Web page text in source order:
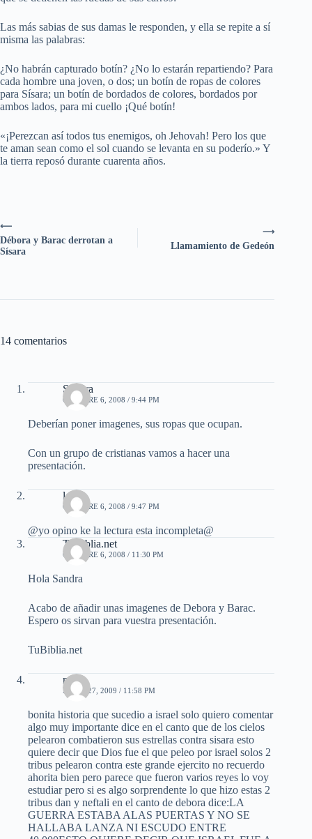
Las más sabias de sus damas le responden, y ella se repite a sí
misma las palabras:
¿No habrán capturado botín? ¿No lo estarán repartiendo? Para
cada hombre una joven, o dos; un botín de ropas de colores
para Sísara; un botín de bordados de colores, bordados por
ambos lados, para mi cuello ¡Qué botín!
«¡Perezcan así todos tus enemigos, oh Jehovah! Pero los que
te aman sean como el sol cuando se levanta en su poderío.» Y
la tierra reposó durante cuarenta años.
⟶
Llamamiento de Gedeón
⟵
Débora y Barac derrotan a
Sísara
14 comentarios
Sandra
OCTUBRE 6, 2008 / 9:44 PM
Deberían poner imagenes, sus ropas que ocupan.
Con un grupo de cristianas vamos a hacer una
presentación.
loli
OCTUBRE 6, 2008 / 9:47 PM
@yo opino ke la lectura esta incompleta@
TuBiblia.net
OCTUBRE 6, 2008 / 11:30 PM
Hola Sandra
Acabo de añadir unas imagenes de Debora y Barac.
Espero os sirvan para vuestra presentación.
TuBiblia.net
mael
MAYO 27, 2009 / 11:58 PM
bonita historia que sucedio a israel solo quiero comentar
algo muy importante dice en el canto que de los cielos
pelearon combatieron sus estrellas contra sisara esto
quiere decir que Dios fue el que peleo por israel solos 2
tribus pelearon contra este grande ejercito no recuerdo
ahorita bien pero parece que fueron varios reyes lo voy
estudiar pero si es algo sorprendente lo que hizo estas 2
tribus dan y neftali en el canto de debora dice:LA
GUERRA ESTABA ALAS PUERTAS Y NO SE
HALLABA LANZA NI ESCUDO ENTRE